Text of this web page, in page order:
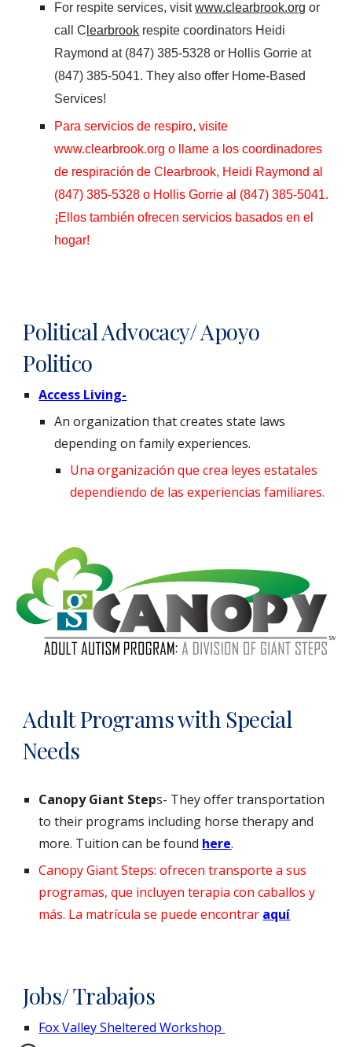
For respite services, visitwww.clearbrook.org or
call C learbrook respite coordinators Heidi
Raymond at (847) 385-5328 or Hollis Gorrie at
(847) 385-5041. They also offer Home-Based
Services!
Para servicios de respiro, visite
www.clearbrook.org o llame a los coordinadores
de respiración de Clearbrook, Heidi Raymond al
(847) 385-5328 o Hollis Gorrie al (847) 385-5041.
¡Ellos también ofrecen servicios basados ​​en el
hogar!
Political Advocacy/ Apoyo
Politico
Access Living-
An organization that creates state laws
depending on family experiences.
Una organización que crea leyes estatales
dependiendo de las experiencias familiares.
Adult Programs with Special
Needs
Canopy Giant Steps- They offer transportation
to their programs including horse therapy and
more. Tuition can be found here.
Canopy Giant Steps: ofrecen transporte a sus
programas, que incluyen terapia con caballos y
más. La matrícula se puede encontrar aquí
Jobs/ Trabajos
Fox Valley Sheltered Workshop